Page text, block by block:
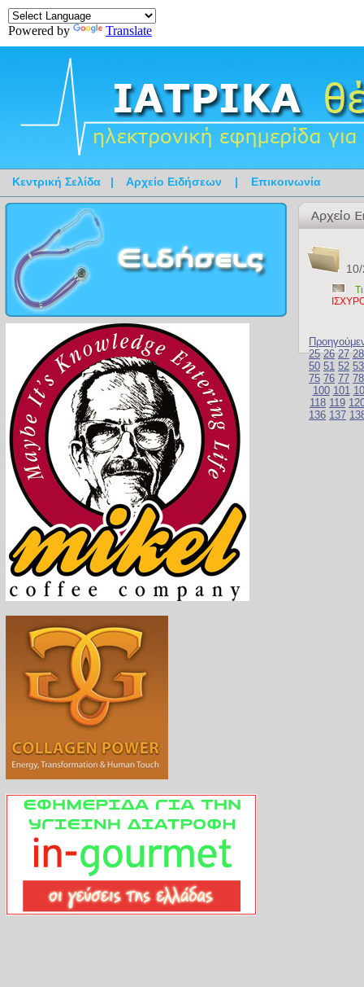
Powered by Translate
Κεντρική Σελίδα | Αρχείο Ειδήσεων | Επικοινωνία
25 26 27 28
50 51 52 53
75 76 77 78
100 101
118 119
136 137